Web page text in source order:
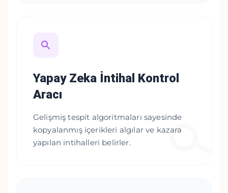
Yapay Zeka İntihal Kontrol
Aracı
Gelişmiş tespit algoritmaları sayesinde
kopyalanmış içerikleri algılar ve kazara
yapılan intihalleri belirler.